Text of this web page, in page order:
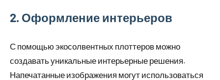
2. Оформление интерьеров
С помощью экосолвентных плоттеров можно
создавать уникальные интерьерные решения.
Напечатанные изображения могут использоваться